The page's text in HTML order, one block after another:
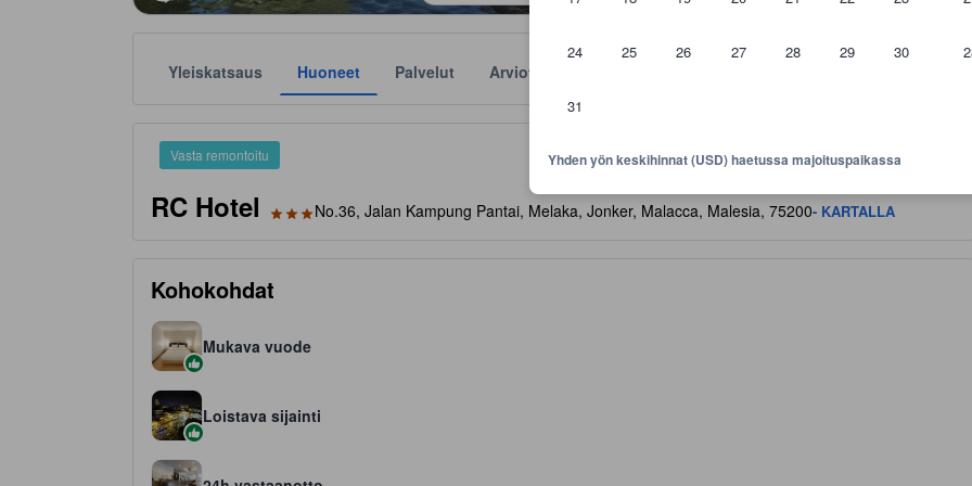
24 25 26 27 28 29 30
31
Yhden yön keskihinnat (USD) haetussa majoituspaikassa
Yleiskatsaus Huoneet Palvelut Arviot
Vasta remontoitu
RC Hotel No.36, Jalan Kampung Pantai, Melaka, Jonker, Malacca, Malesia, 75200- KARTALLA
Kohokohdat
Mukava vuode
Loistava sijainti